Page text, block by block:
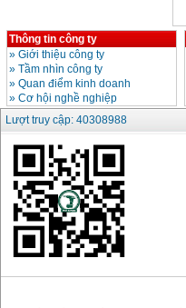
Thông tin công ty
» Giới thiệu công ty
» Tầm nhìn công ty
» Quan điểm kinh doanh
» Cơ hội nghề nghiệp
Lượt truy cập: 40308988